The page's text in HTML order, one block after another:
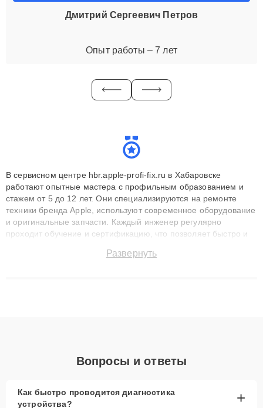
Дмитрий Сергеевич Петров
Опыт работы – 7 лет
В сервисном центре hbr.apple-profi-fix.ru в Хабаровске
работают опытные мастера с профильным образованием и
стажем от 5 до 12 лет. Они специализируются на ремонте
техники бренда Apple, используют современное оборудование
и оригинальные запчасти. Каждый инженер регулярно
проходит обучение и сертификацию, что позволяет быстро и
сохранением гарантии до 3 лет. Наши мастера решают
Развернуть
Вопросы и ответы
Как быстро проводится диагностика
устройства?
+